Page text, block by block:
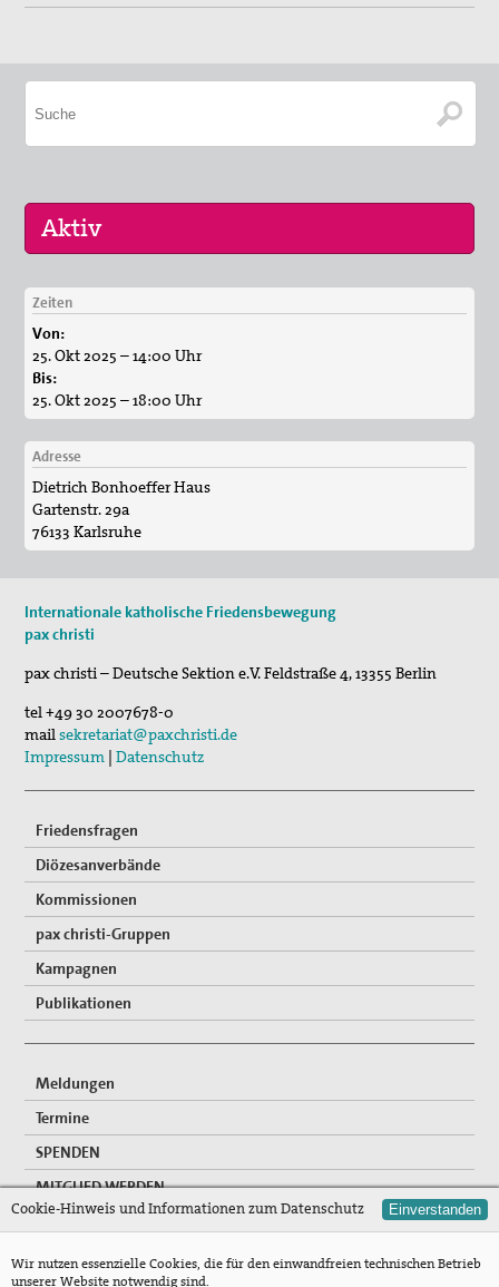
Rüstungsexporte
Max Josef Metzger - Ein Pionier des Friedens und der
und Ökumene
2017_Ohne tiefstes Christentum ist Krieg
2015_Tagung: Der Krieg, die Kirchen und die Pazifisten
2014_Abschluss des diözesanen
Seligsprechungsprozesses
2012_125 Jahre Max Josef Metzger
Christliche Kriegsverweigerung und die Kirchen 1914
Ausstellung
Vernetzung
Publikationen
"Alle müssen den Krieg verlästern"
Unser Standpunkt: Kirche als Friedensbewegung
Gottes auf Erden
Unsere Mitgliederzeitschrift pax info
Unsere Pressemitteilungen und Stellungnahmen
Unser Kongress 2015: Gerechten Frieden weiter denken
Das Thema "Frieden" bei der ACK Baden-Württemberg
Themenheft "Frieden" aus der Reihe "IMULSE für die
Pastoral"
Newsletter
Ukrainekonflikt
30. Aug 2026
St. Peter-Lindenberg: Lesungen unter den Lind…
25. Sep 2026
St. Peter-Lindenberg: Diözesanversammlung 202…
03. Okt 2026
Stuttgart (und Berlin): Bundesweite Friedensd…
Zeiten
Von:
25. Okt 2025 – 14:00 Uhr
Bis:
25. Okt 2025 – 18:00 Uhr
Adresse
Dietrich Bonhoeffer Haus
Gartenstr. 29a
76133 Karlsruhe
Internationale katholische Friedensbewegung
pax christi
pax christi – Deutsche Sektion e.V.Feldstraße 4,13355 Berlin
tel+49 30 2007678-0
mailsekretariat@paxchristi.de
Impressum |Datenschutz
Friedensfragen
Diözesanverbände
Kommissionen
pax christi-Gruppen
Kampagnen
Publikationen
Meldungen
Termine
SPENDEN
MITGLIED WERDEN
NEWSLETTER
Cookie-Hinweis und Informationen zum Datenschutz Einverstanden
Wir nutzen essenzielle Cookies, die für den einwandfreien technischen Betrieb
unserer Website notwendig sind.